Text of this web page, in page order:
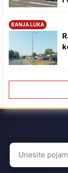
BANJA LUKA
Search
for: